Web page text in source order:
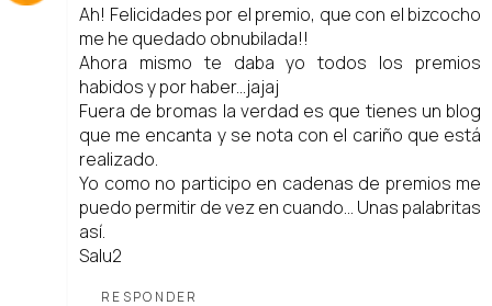
Ah! Felicidades por el premio, que con el bizcocho
me he quedado obnubilada!!
Ahora mismo te daba yo todos los premios
habidos y por haber...jajaj
Fuera de bromas la verdad es que tienes un blog
que me encanta y se nota con el cariño que está
realizado.
Yo como no participo en cadenas de premios me
puedo permitir de vez en cuando... Unas palabritas
así.
Salu2
RESPONDER